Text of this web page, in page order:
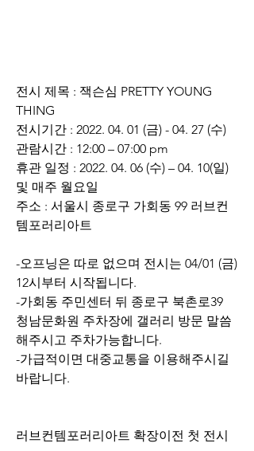
전시 제목 : 잭슨심 PRETTY YOUNG
THING
전시기간 : 2022. 04. 01 (금) - 04. 27 (수)
관람시간 : 12:00 – 07:00 pm
휴관 일정 : 2022. 04. 06 (수) – 04. 10(일)
및 매주 월요일
주소 : 서울시 종로구 가회동 99 러브컨
템포러리아트
-오프닝은 따로 없으며 전시는 04/01 (금)
12시부터 시작됩니다.
-가회동 주민센터 뒤 종로구 북촌로39
청남문화원 주차장에 갤러리 방문 말씀
해주시고 주차가능합니다.
-가급적이면 대중교통을 이용해주시길
바랍니다.
러브컨템포러리아트 확장이전 첫 전시